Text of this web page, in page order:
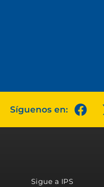
Síguenos en:
Sigue a IPS